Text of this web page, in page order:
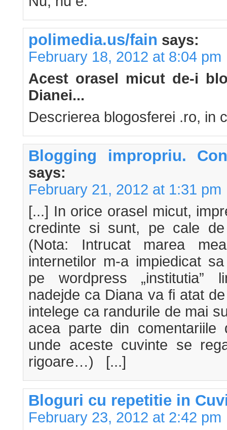
polimedia.us/fain says:
February 18, 2012 at 8:04 pm
Acest orasel micut de-i
Dianei...
Descrierea blogosferei .ro, in
Blogging impropriu.
says:
February 21, 2012 at 1:31 pm
[...] In orice orasel micut,
credinte si sunt, pe cale de
(Nota: Intrucat marea
internetilor m-a impiedicat
pe wordpress „institutia”
nadejde ca Diana va fi atat
intelege ca randurile de mai
acea parte din
unde aceste cuvinte se
rigoare…) [...]
Bloguri cu repetitie in
February 23, 2012 at 2:42 pm